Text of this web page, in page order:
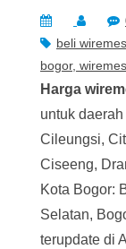
beli
bogor
Harga
untuk
Cileungsi,
Ciseeng,
Kota Bogor:
Selatan,
terupdate di